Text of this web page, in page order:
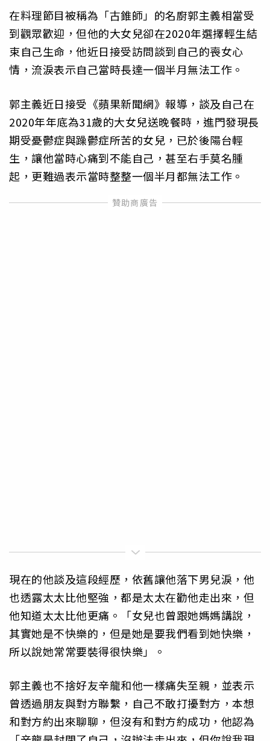
在料理節目被稱為「古錐師」的名廚郭主義相當受
到觀眾歡迎，但他的大女兒卻在2020年選擇輕生結
束自己生命，他近日接受訪問談到自己的喪女心
情，流淚表示自己當時長達一個半月無法工作。
郭主義近日接受《蘋果新聞網》報導，談及自己在
2020年年底為31歲的大女兒送晚餐時，進門發現長
期受憂鬱症與躁鬱症所苦的女兒，已於後陽台輕
生，讓他當時心痛到不能自己，甚至右手莫名腫
起，更難過表示當時整整一個半月都無法工作。
現在的他談及這段經歷，依舊讓他落下男兒淚，他
也透露太太比他堅強，都是太太在勸他走出來，但
他知道太太比他更痛。「女兒也曾跟她媽媽講說，
其實她是不快樂的，但是她是要我們看到她快樂，
所以說她常常要裝得很快樂」。
郭主義也不捨好友辛龍和他一樣痛失至親，並表示
曾透過朋友與對方聯繫，自己不敢打擾對方，本想
和對方約出來聊聊，但沒有和對方約成功，他認為